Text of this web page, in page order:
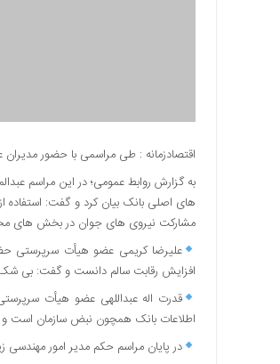
اقتصادزمانه : طی مراسمی با حضور
به گزارش روابط عمومی؛ در این مراسم
های اصلی بانک بیان کرد و گفت: استفاده
مشارکت نیروی های جوان در بخش های
علیرضا کریمی عضو هیأت سرپرستی
افزایش رقابت سالم دانست و گفت: بی
قدرت اله عبداللهی عضو هیأت
اطلاعات بانک همچون نبض سازمان است
در پایان مراسم حکم مدیر امور